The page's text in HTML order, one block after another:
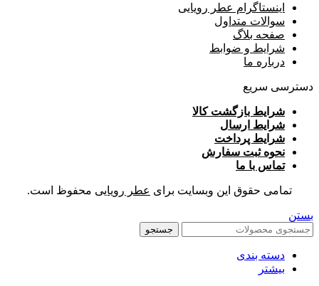
اینستاگرام عطر رویایی
سوالات متداول
صفحه بلاگ
شرایط و ضوابط
درباره ما
دسترسی سریع
شرایط بازگشت کالا
شرایط ارسال
شرایط پرداخت
نحوه ثبت سفارش
تماس با ما
تمامی حقوق این وبسایت برای عطر رویایی محفوظ است.
بستن
جستجو
دسته بندی
بیشتر